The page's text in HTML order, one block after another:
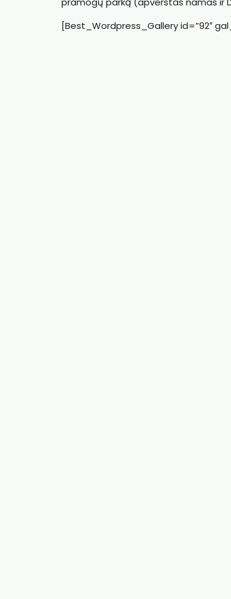
[Best_Wordpress_Gallery id=”92″